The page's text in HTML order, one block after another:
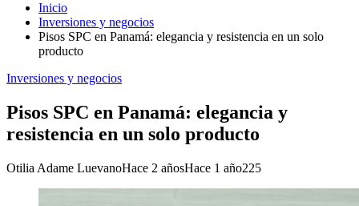
Inicio
Inversiones y negocios
Pisos SPC en Panamá: elegancia y resistencia en un solo
producto
Inversiones y negocios
Pisos SPC en Panamá: elegancia y
resistencia en un solo producto
Otilia Adame LuevanoHace 2 añosHace 1 año225